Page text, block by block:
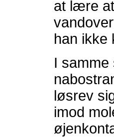
at lære
han ikke
I
løsrev
imod